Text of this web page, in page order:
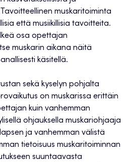
muskaritoiminta
että musiikillisia tavoitteita.
osa opettajan
muskarin aikana näitä
käsitellä.
sekä kyselyn pohjalta
on muskarissa erittäin
kuin vanhemman
ohjauksella muskariohjaaja
ja vanhemman välistä
tietoisuus muskaritoiminnan
suuntaavasta